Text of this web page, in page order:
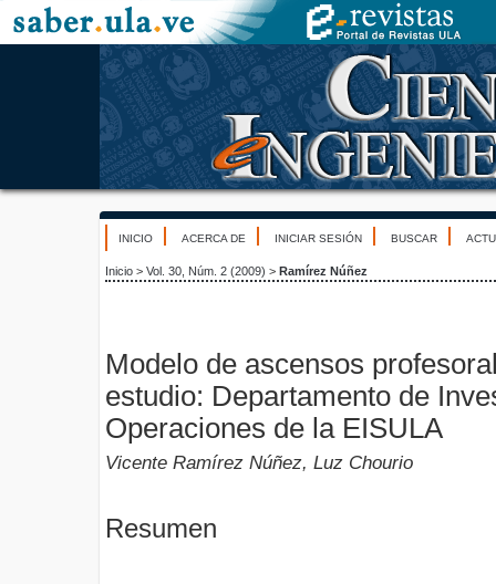
INICIO ACERCA DE INICIAR SESIÓN BUSCAR
Inicio > Vol. 30, Núm. 2 (2009) > Ramírez Núñez
Modelo de ascensos
estudio: Departamento de
Operaciones de la EISULA
Vicente Ramírez Núñez, Luz Chourio
Resumen